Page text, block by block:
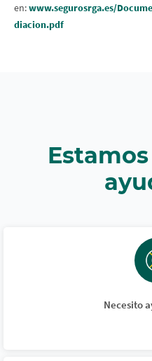
en:www.segurosrga.es/
diacion.pdf
Necesito